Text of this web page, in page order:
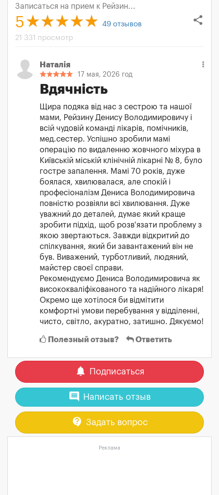
Записаться на прием к Рейзин...
share
5 49 отзывов
21 331 просмотр
Наталія
17 мая, 2026 год
Вдячність
Щира подяка від нас з сестрою та нашої
мами, Рейзину Денису Володимировичу і
всій чудовій команді лікарів, помічників,
мед.сестер. Успішно зробили мамі
операцію по видаленню жовчного міхура в
Київській міській клінічній лікарні № 8, було
гостре запалення. Мамі 70 років, дуже
боялася, хвилювалася, але спокій і
професіоналізм Дениса Володимировича
повністю розвіяли всі хвилювання. Дуже
уважний до деталей, думає який краще
зробити підхід, щоб розв'язати проблему з
якою звертаються. Завжди відкритий до
спілкування, який би завантажений він не
був. Виважений, турботливий, людяний,
майстер своєї справи.
Рекомендуємо Дениса Володимировича як
висококваліфікованого та надійного лікаря!
Окремо ще хотілося би відмітити
комфортні умови перебування у відділенні,
чисто, світло, акуратно, затишно. Дякуємо!
Полезный отзыв? Ответить
notifications Подписаться
comment Написать отзыв
contact_support Задать вопрос
Реклама